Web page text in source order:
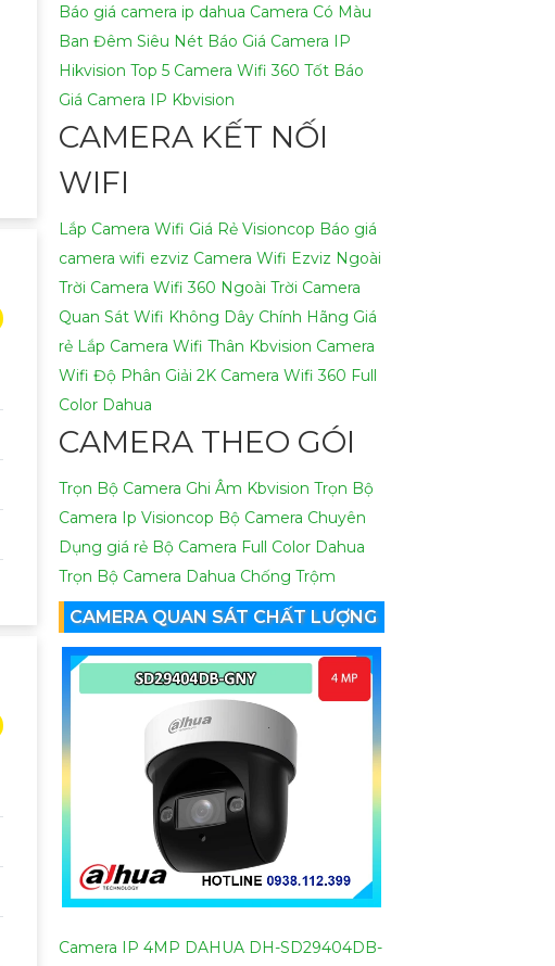
Báo giá camera ip dahua Camera Có Màu
Ban Đêm Siêu Nét Báo Giá Camera IP
Hikvision Top 5 Camera Wifi 360 Tốt Báo
Giá Camera IP Kbvision
CAMERA KẾT NỐI
WIFI
Lắp Camera Wifi Giá Rẻ Visioncop Báo giá
camera wifi ezviz Camera Wifi Ezviz Ngoài
Trời Camera Wifi 360 Ngoài Trời Camera
Quan Sát Wifi Không Dây Chính Hãng Giá
rẻ Lắp Camera Wifi Thân Kbvision Camera
Wifi Độ Phân Giải 2K Camera Wifi 360 Full
Color Dahua
CAMERA THEO GÓI
Trọn Bộ Camera Ghi Âm Kbvision Trọn Bộ
Camera Ip Visioncop Bộ Camera Chuyên
Dụng giá rẻ Bộ Camera Full Color Dahua
Trọn Bộ Camera Dahua Chống Trộm
CAMERA QUAN SÁT CHẤT LƯỢNG
Camera IP 4MP DAHUA DH-SD29404DB-